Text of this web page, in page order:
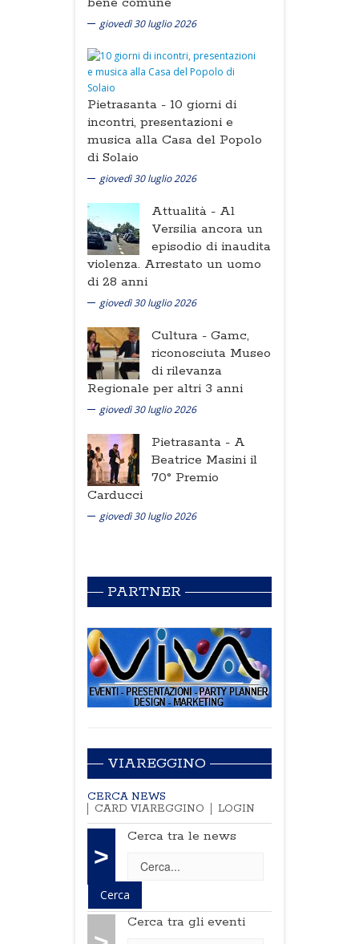
giovedì 30 luglio 2026
Pietrasanta - 10 giorni di
incontri, presentazioni e
musica alla Casa del Popolo
di Solaio
giovedì 30 luglio 2026
Attualità - Al
Versilia ancora un
episodio di inaudita
violenza. Arrestato un uomo
di 28 anni
giovedì 30 luglio 2026
Cultura - Gamc,
riconosciuta Museo
di rilevanza
Regionale per altri 3 anni
giovedì 30 luglio 2026
Pietrasanta - A
Beatrice Masini il
70° Premio
Carducci
giovedì 30 luglio 2026
PARTNER
VIAREGGINO
CERCA NEWS
CARD VIAREGGINO
LOGIN
>
Cerca tra le news
Cerca tra gli eventi